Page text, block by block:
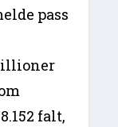
pass
falt,